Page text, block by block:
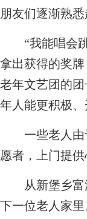
朋友们逐渐熟
“我能唱会跳
拿出获得的奖
老年文艺团的
年人能更积极
一些老人由于
愿者，上门提供
从新堡乡富源
下一位老人家